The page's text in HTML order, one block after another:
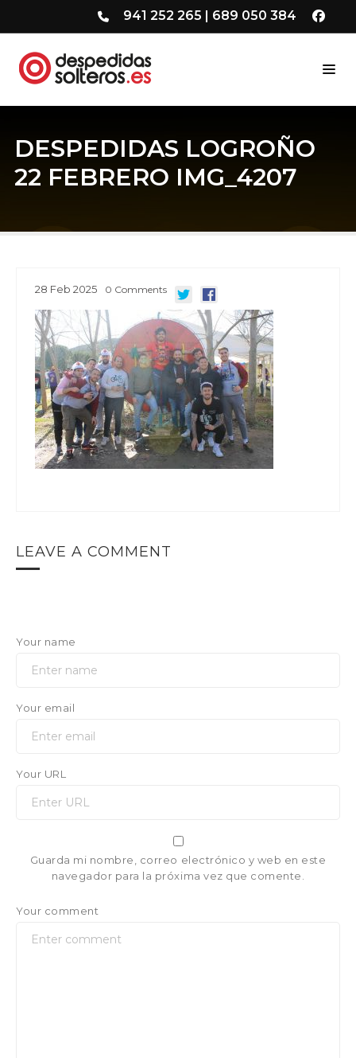
941 252 265 | 689 050 384
DESPEDIDAS LOGROÑO
22 FEBRERO IMG_4207
28 Feb 2025 0 Comments
LEAVE A COMMENT
Your name
Your email
Your URL
Guarda mi nombre, correo electrónico y web en este
navegador para la próxima vez que comente.
Your comment